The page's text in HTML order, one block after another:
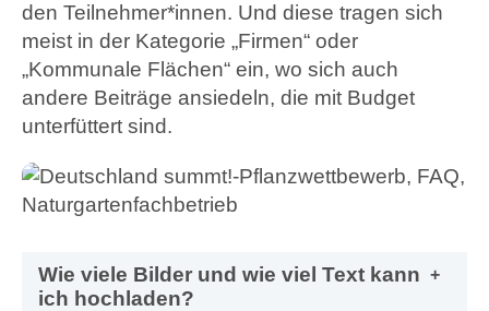
den Teilnehmer*innen. Und diese tragen sich
meist in der Kategorie „Firmen“ oder
„Kommunale Flächen“ ein, wo sich auch
andere Beiträge ansiedeln, die mit Budget
unterfüttert sind.
Wie viele Bilder und wie viel Text kann
ich hochladen?